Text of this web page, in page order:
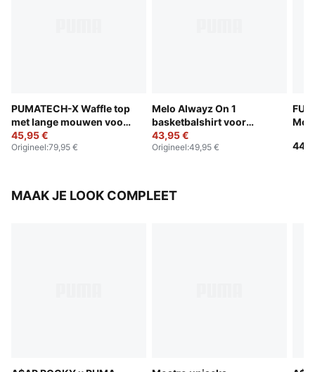
PUMATECH-X Waffle top
met lange mouwen voor
heren
45,95 €
Origineel:79,95 €
Melo Alwayz On 1
basketbalshirt voor
heren
43,95 €
Origineel:49,95 €
MAAK JE LOOK COMPLEET